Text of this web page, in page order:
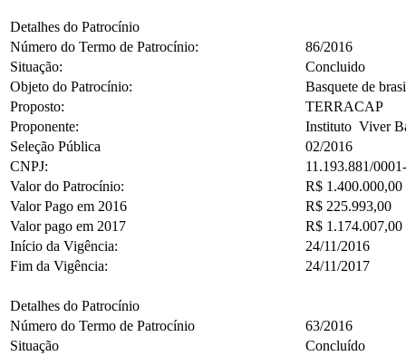
Detalhes do Patrocínio
Número do Termo de Patrocínio:
86/2016
Situação:
Concluido
Objeto do Patrocínio:
Basquete de
Proposto:
TERRACAP
Proponente:
Instituto Viver
Seleção Pública
02/2016
CNPJ:
11.193.881/
Valor do Patrocínio:
R$ 1.400.000,00
Valor Pago em 2016
R$ 225.993,00
Valor pago em 2017
R$ 1.174.007,00
Início da Vigência:
24/11/2016
Fim da Vigência:
24/11/2017
Detalhes do Patrocínio
Número do Termo de Patrocínio
63/2016
Situação
Concluído